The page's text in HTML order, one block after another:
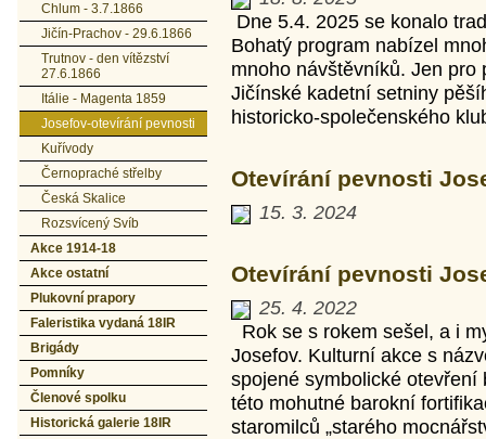
Chlum - 3.7.1866
Jičín-Prachov - 29.6.1866
Trutnov - den vítězství
27.6.1866
Itálie - Magenta 1859
Josefov-otevírání pevnosti
Kuřívody
Černopraché střelby
Česká Skalice
Rozsvícený Svíb
Akce 1914-18
Akce ostatní
Plukovní prapory
Faleristika vydaná 18IR
Brigády
Pomníky
Členové spolku
Historická galerie 18IR
Dne 5.4. 2025 se konalo
Bohatý program nabízel
mnoho návštěvníků. Jen
Jičínské kadetní setniny
historicko-společenského
Otevírání pevnosti
15. 3. 2024
Otevírání pevnosti
25. 4. 2022
Rok se s rokem sešel, a i
Josefov. Kulturní akce s
spojené symbolické
této mohutné barokní
staromilců „starého